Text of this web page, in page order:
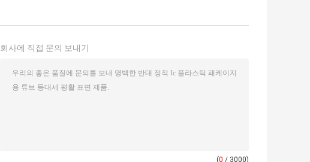
회사에 직접 문의 보내기
(0 / 3000)